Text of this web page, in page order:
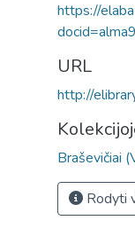
https://
URL
http://
Braševičiai
Rodyti